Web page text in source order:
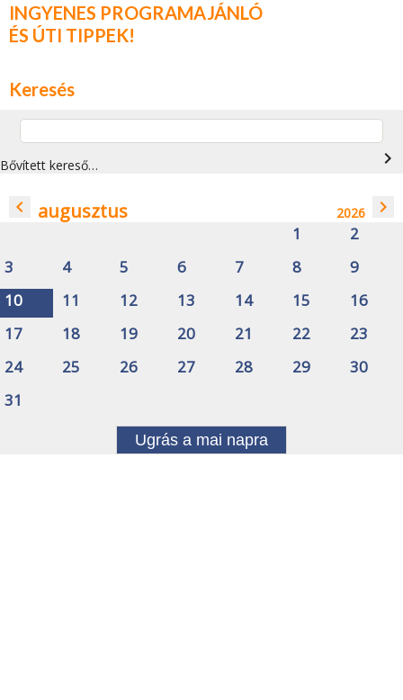
INGYENES PROGRAMAJÁNLÓ
ÉS ÚTI TIPPEK!
Keresés
Bővített kereső… navigate_next
navigate_before augusztus 2026 navigate_next
1
2
3
4 5 6 7 8
9
10
11 12 13 14 15
16
17
18 19 20 21 22
23
24
25 26 27 28 29
30
31
Ugrás a mai napra